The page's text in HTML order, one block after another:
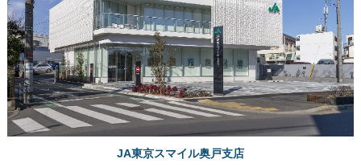
JA東京スマイル奥戸支店